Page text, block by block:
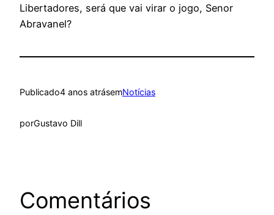
Libertadores, será que vai virar o jogo, Senor
Abravanel?
Publicado4 anos atrásemNotícias
porGustavo Dill
Comentários